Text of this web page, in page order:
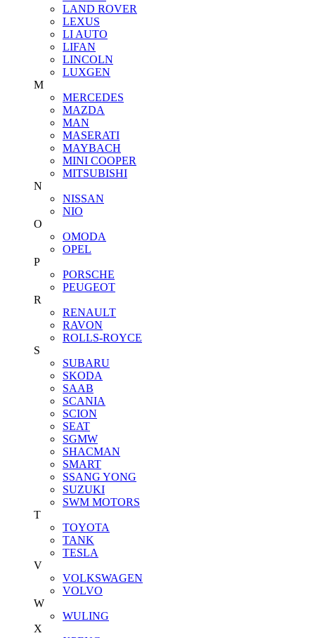
LAND ROVER
LEXUS
LI AUTO
LIFAN
LINCOLN
LUXGEN
M
MERCEDES
MAZDA
MAN
MASERATI
MAYBACH
MINI COOPER
MITSUBISHI
N
NISSAN
NIO
O
OMODA
OPEL
P
PORSCHE
PEUGEOT
R
RENAULT
RAVON
ROLLS-ROYCE
S
SUBARU
SKODA
SAAB
SCANIA
SCION
SEAT
SGMW
SHACMAN
SMART
SSANG YONG
SUZUKI
SWM MOTORS
T
TOYOTA
TANK
TESLA
V
VOLKSWAGEN
VOLVO
W
WULING
X